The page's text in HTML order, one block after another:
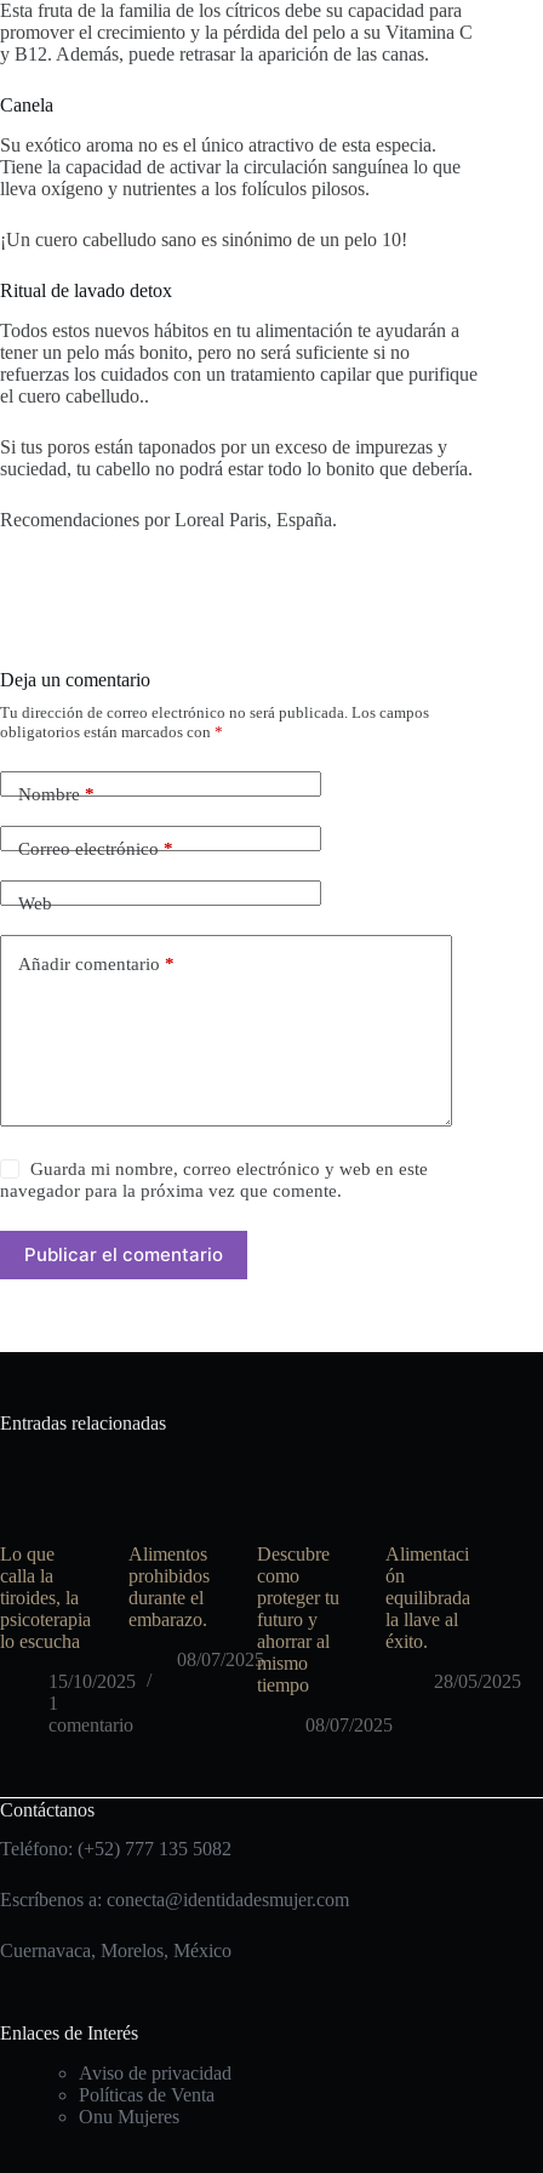
Esta fruta de la familia de los cítricos debe su capacidad para
promover el crecimiento y la pérdida del pelo a su Vitamina C
y B12. Además, puede retrasar la aparición de las canas.
Canela
Su exótico aroma no es el único atractivo de esta especia.
Tiene la capacidad de activar la circulación sanguínea lo que
lleva oxígeno y nutrientes a los folículos pilosos.
¡Un cuero cabelludo sano es sinónimo de un pelo 10!
Ritual de lavado detox
Todos estos nuevos hábitos en tu alimentación te ayudarán a
tener un pelo más bonito, pero no será suficiente si no
refuerzas los cuidados con un tratamiento capilar que purifique
el cuero cabelludo..
Si tus poros están taponados por un exceso de impurezas y
suciedad, tu cabello no podrá estar todo lo bonito que debería.
Recomendaciones por Loreal Paris, España.
Deja un comentario
Tu dirección de correo electrónico no será publicada. Los campos
obligatorios están marcados con *
Nombre*
Correo electrónico*
Web
Añadir comentario *
Guarda mi nombre, correo electrónico y web en este
navegador para la próxima vez que comente.
Publicar el comentario
Entradas relacionadas
Lo que
calla la
tiroides, la
psicoterapia
lo escucha
15/10/2025
1
comentario
Alimentos
prohibidos
durante el
embarazo.
08/07/2025
Descubre
como
proteger tu
futuro y
ahorrar al
mismo
tiempo
08/07/2025
Alimentaci
ón
equilibrada
la llave al
éxito.
28/05/2025
Contáctanos
Teléfono: (+52) 777 135 5082
Escríbenos a: conecta@identidadesmujer.com
Cuernavaca, Morelos, México
Enlaces de Interés
Aviso de privacidad
Políticas de Venta
Onu Mujeres